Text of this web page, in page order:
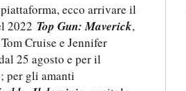
ecco arrivare il
2022 Top Gun: Maverick,
Cruise e Jennifer
25 agosto e per il
per gli amanti